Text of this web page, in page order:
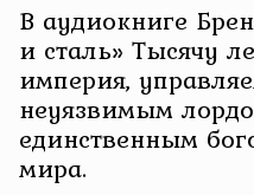
В аудиокниге
и сталь» Тысячу
империя,
неуязвимым
единственным
мира.